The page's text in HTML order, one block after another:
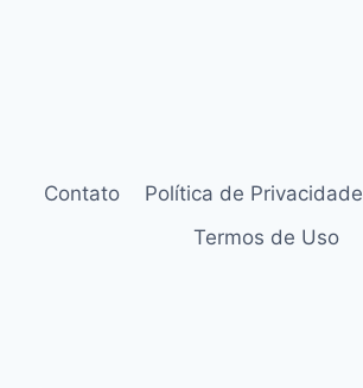
Contato Política de Privacidade
Termos de Uso